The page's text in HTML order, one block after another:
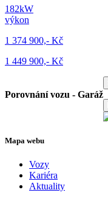
182kW
výkon
1 374 900,- Kč
1 449 900,- Kč
Porovnání vozu - Garáž
Mapa webu
Vozy
Kariéra
Aktuality